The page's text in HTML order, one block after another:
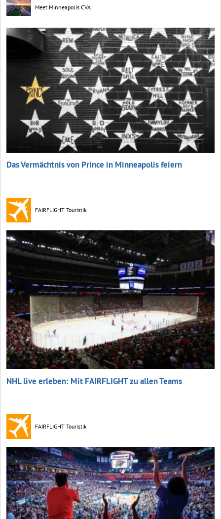
Meet Minneapolis CVA
Das Vermächtnis von Prince in Minneapolis feiern
FAIRFLIGHT Touristik
NHL live erleben: Mit FAIRFLIGHT zu allen Teams
FAIRFLIGHT Touristik